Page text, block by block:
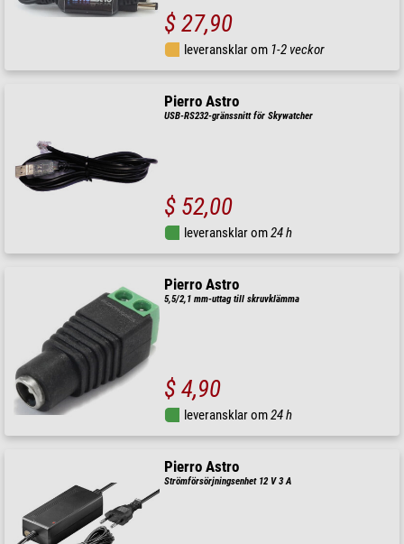
$ 27,90
leveransklar om 1-2 veckor
Pierro Astro
USB-RS232-gränssnitt för Skywatcher
$ 52,00
leveransklar om24 h
Pierro Astro
5,5/2,1 mm-uttag till skruvklämma
$ 4,90
leveransklar om24 h
Pierro Astro
Strömförsörjningsenhet 12 V 3 A